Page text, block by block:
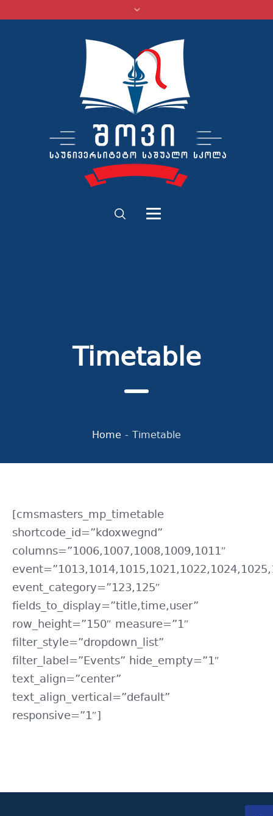
Timetable
Home - Timetable
[cmsmasters_mp_timetable
shortcode_id=”kdoxwegnd”
columns=”1006,1007,1008,1009,1011″
event_category=”123,125″
fields_to_display=”title,time,user”
row_height=”150″ measure=”1″
filter_style=”dropdown_list”
filter_label=”Events” hide_empty=”1″
text_align=”center”
text_align_vertical=”default”
responsive=”1″]